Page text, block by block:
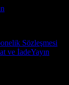
Sözleşmesi
ve İadeYayın